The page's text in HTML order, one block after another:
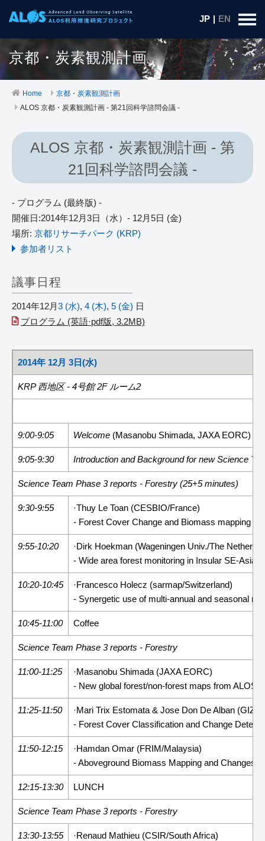
JP | EN
京都・炭素観測計画
Home
京都・炭素観測計画
ALOS 京都・炭素観測計画 - 第21回科学諮問会議 -
ALOS 京都・炭素観測計画 - 第
21回科学諮問会議 -
- プログラム (最終版) -
開催日:2014年12月3日（水）- 12月5日 (金)
場所: 京都リサーチパーク (KRP)
参加者リスト
議事日程
2014年12月3 (水), 4 (木), 5 (金) 日
プログラム (英語·pdf版, 3.2MB)
2014年 12月 3日(水)
KRP 西地区 - 4号館 2F ルーム2
9:00-9:05 Welcome (Masanobu Shimada, JAXA EORC)
9:05-9:30 Introduction and Background for new Science
Science Team Phase 3 reports - Forestry (25+5 minutes)
9:30-9:55
·Thuy Le Toan (CESBIO/France)
- Forest Cover Change and Biomass mapping
9:55-10:20
·Dirk Hoekman (Wageningen Univ./The
- Wide area forest monitoring in Insular SE-Asia
10:20-10:45
·Francesco Holecz (sarmap/Switzerland)
- Synergetic use of multi-annual and seasonal
10:45-11:00 Coffee
Science Team Phase 3 reports - Forestry
11:00-11:25
·Masanobu Shimada (JAXA EORC)
- New global forest/non-forest maps from ALOS
11:25-11:50
·Mari Trix Estomata & Jose Don De Alban (GIZ
- Forest Cover Classification and Change
11:50-12:15
·Hamdan Omar (FRIM/Malaysia)
- Aboveground Biomass Mapping and Changes
12:15-13:30 LUNCH
Science Team Phase 3 reports - Forestry
13:30-13:55
·Renaud Mathieu (CSIR/South Africa)